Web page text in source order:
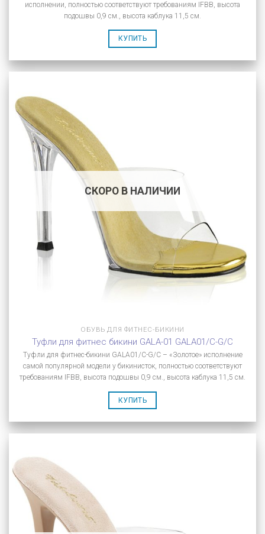
исполнении, полностью соответствуют требованиям IFBB, высота
подошвы 0,9 см., высота каблука 11,5 см.
КУПИТЬ
СКОРО В НАЛИЧИИ
ОБУВЬ ДЛЯ ФИТНЕС-БИКИНИ
Туфли для фитнес бикини GALA-01 GALA01/C-G/C
Туфли для фитнес-бикини GALA01/C-G/C – «Золотое» исполнение
самой популярной модели у бикинисток, полностью соответствуют
требованиям IFBB, высота подошвы 0,9 см., высота каблука 11,5 см.
КУПИТЬ